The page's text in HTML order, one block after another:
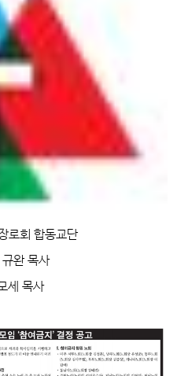
로회 합동교단
완 목사
세 목사